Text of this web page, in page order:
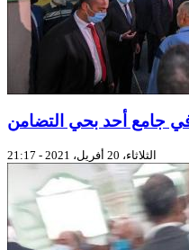
جامع أحد بحي التضامن
الثلاثاء، 20 أفريل، 2021 - 21:17